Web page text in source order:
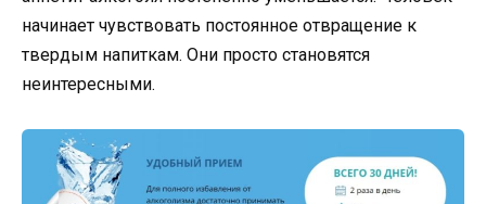
начинает чувствовать постоянное отвращение к
твердым напиткам. Они просто становятся
неинтересными.